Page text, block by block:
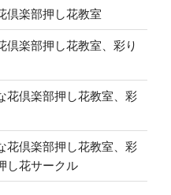
倶楽部押し花教室
倶楽部押し花教室、彩り
倶楽部押し花教室、彩
花倶楽部押し花教室、彩
し花サークル